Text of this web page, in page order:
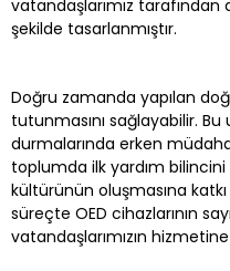
vatandaşlarımız
şekilde tasarlanmıştır.
Doğru zamanda yapılan
tutunmasını sağlayabilir.
durmalarında erken
toplumda ilk yardım
kültürünün oluşmasına
süreçte OED cihazlarının
vatandaşlarımızın